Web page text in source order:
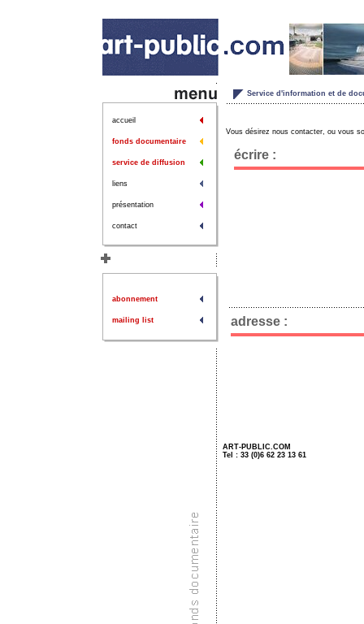
accueil
fonds documentaire
service de diffusion
liens
présentation
contact
abonnement
mailing list
Service d'information et de
Vous désirez nous contacter, ou vous
écrire :
adresse :
ART-PUBLIC.COM
Tel : 33 (0)6 62 23 13 61